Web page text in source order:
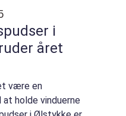
i
året
være en
holde vinduerne